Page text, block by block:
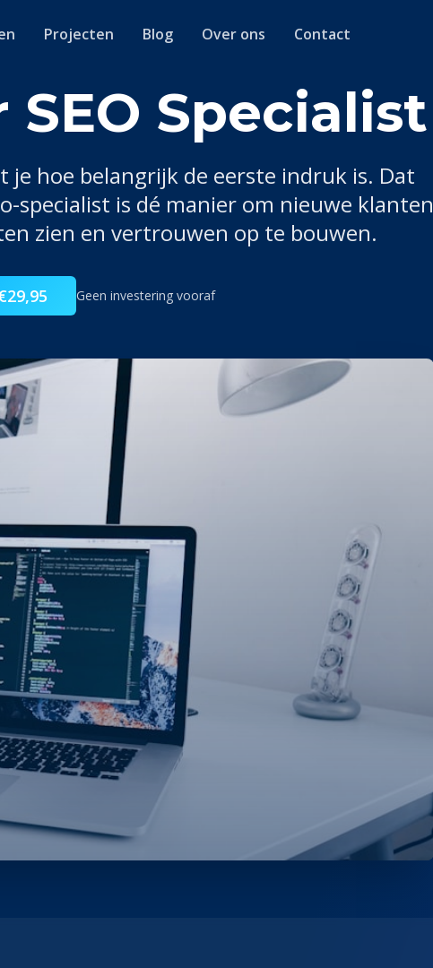
Projecten Blog Over ons Contact
Specialist
je hoe belangrijk de eerste indruk is. Dat
specialist is dé manier om nieuwe klanten
zien en vertrouwen op te bouwen.
Geen investering vooraf